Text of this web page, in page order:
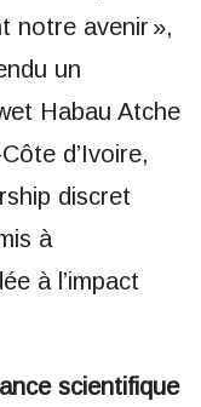
notre avenir »,
un
Habau Atche
d’Ivoire,
discret
à
à l’impact
scientifique